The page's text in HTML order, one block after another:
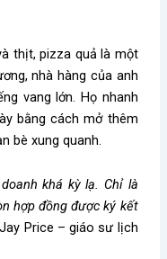
thịt, pizza quả là một
nhà hàng của anh
vang lớn. Họ nhanh
bằng cách mở thêm
bè xung quanh.
khá kỳ lạ. Chỉ là
hợp đồng được ký kết
Jay Price – giáo sư lịch